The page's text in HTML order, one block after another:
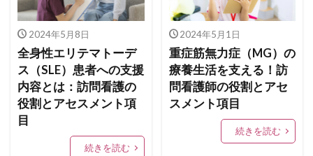
2024年5月8日
全身性エリテマトーデ
ス（SLE）患者への支援
内容とは：訪問看護の
役割とアセスメント項
目
続きを読む
2024年5月1日
重症筋無力症（MG）の
療養生活を支える！訪
問看護師の役割とアセ
スメント項目
続きを読む